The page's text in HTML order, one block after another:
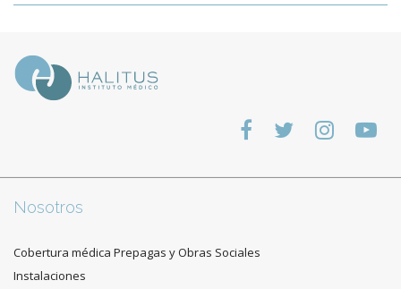
Nosotros
Cobertura médica Prepagas y Obras Sociales
Instalaciones